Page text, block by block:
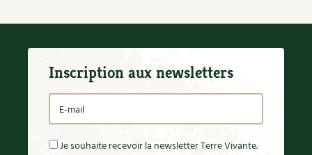
Paille
Panais
Parasite
Partenariat
Participatif
Patate douce
Inscription aux newsletters
Je souhaite recevoir la newsletter Terre Vivante.